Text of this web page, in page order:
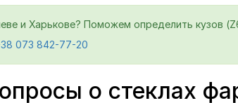
и Харькове? Поможем определить кузов
073 842-77-20
о стеклах